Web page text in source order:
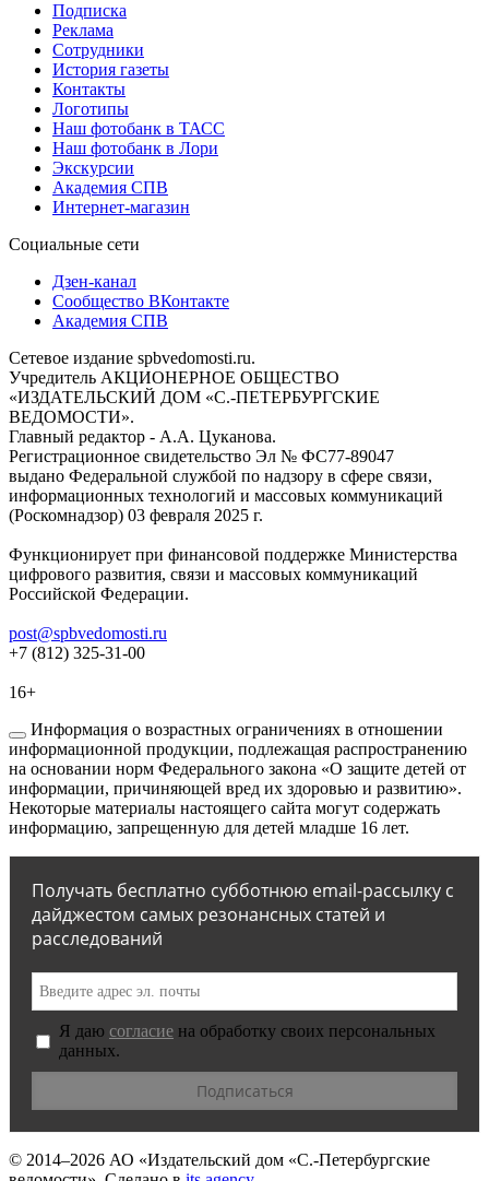
Подписка
Реклама
Сотрудники
История газеты
Контакты
Логотипы
Наш фотобанк в ТАСС
Наш фотобанк в Лори
Экскурсии
Академия СПВ
Интернет-магазин
Социальные сети
Дзен-канал
Сообщество ВКонтакте
Академия СПВ
Сетевое издание spbvedomosti.ru.
Учредитель АКЦИОНЕРНОЕ ОБЩЕСТВО
«ИЗДАТЕЛЬСКИЙ ДОМ «С.-ПЕТЕРБУРГСКИЕ
ВЕДОМОСТИ».
Главный редактор - А.А. Цуканова.
Регистрационное свидетельство Эл № ФС77-89047
выдано Федеральной службой по надзору в сфере связи,
информационных технологий и массовых коммуникаций
(Роскомнадзор) 03 февраля 2025 г.
Функционирует при финансовой поддержке Министерства
цифрового развития, связи и массовых коммуникаций
Российской Федерации.
post@spbvedomosti.ru
+7 (812) 325-31-00
16+
Информация о возрастных ограничениях в отношении
информационной продукции, подлежащая распространению
на основании норм Федерального закона «О защите детей от
информации, причиняющей вред их здоровью и развитию».
Некоторые материалы настоящего сайта могут содержать
информацию, запрещенную для детей младше 16 лет.
Получать бесплатно субботнюю email-рассылку с
дайджестом самых резонансных статей и
расследований
Я даю согласие на обработку своих персональных
данных.
© 2014–2026 АО «Издательский дом «С.-Петербургские